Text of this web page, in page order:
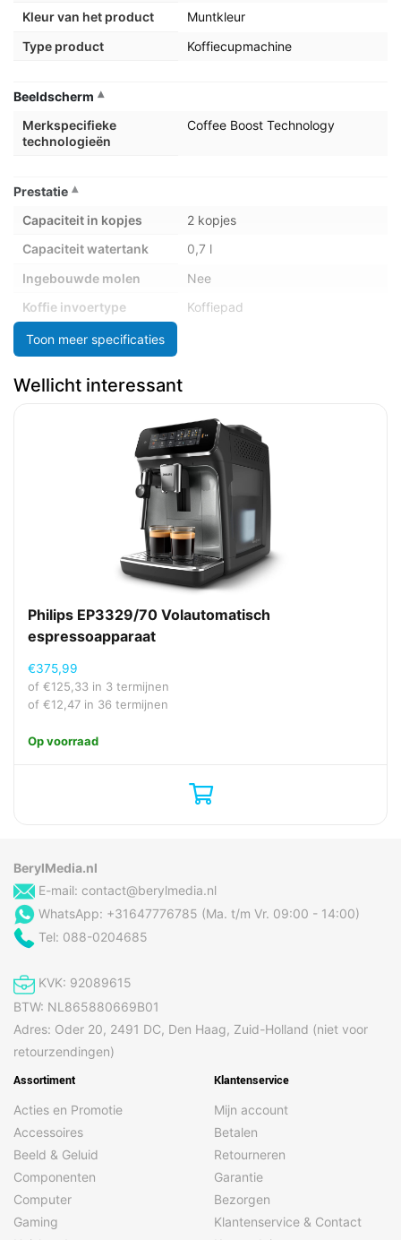
Kleur van het product
Muntkleur
Type product
Koffiecupmachine
Beeldscherm
Merkspecifieke
technologieën
Coffee Boost Technology
Prestatie
Capaciteit in kopjes
2 kopjes
Capaciteit watertank
0,7 l
Ingebouwde molen
Nee
Koffie invoertype
Koffiepad
Koffiezettijd voor 2
Maximum werkdruk
AC-ingangsfrequentie
50 Hz
AC-ingangsspanning
220–240
Maximale hoogte kop
10 cm
Ergonomie
Afneembare watertank
Ingebouwd display
Snoerlengte
Soort bediening
Gewicht en omvang
Breedte
Gewicht
Hoogte
330 mm
Verpakking
Breedte verpakking
227 mm
Diepte verpakking
367 mm
Gewicht verpakking
4,07 kg
Toon meer specificaties
Wellicht interessant
Philips EP3329/70 Volautomatisch
espressoapparaat
€375,99
of €125,33 in 3 termijnen
of €12,47 in 36 termijnen
Op voorraad
BerylMedia.nl
E-mail: contact@berylmedia.nl
WhatsApp: +31647776785 (Ma. t/m Vr. 09:00 - 14:00)
Tel: 088-0204685
KVK: 92089615
BTW: NL865880669B01
Adres: Oder 20, 2491 DC, Den Haag, Zuid-Holland (niet voor
retourzendingen)
Assortiment
Acties en Promotie
Accessoires
Beeld & Geluid
Componenten
Computer
Gaming
Klantenservice
Mijn account
Betalen
Retourneren
Garantie
Bezorgen
Klantenservice & Contact